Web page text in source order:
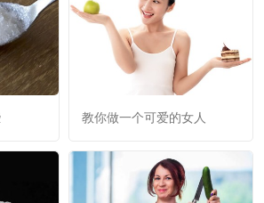
教你做一个可爱的女人